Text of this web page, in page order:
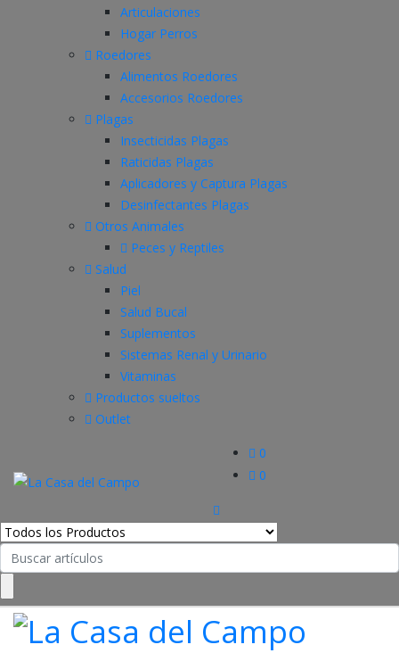
Articulaciones
Hogar Perros
Roedores
Alimentos Roedores
Accesorios Roedores
Plagas
Insecticidas Plagas
Raticidas Plagas
Aplicadores y Captura Plagas
Desinfectantes Plagas
Otros Animales
Peces y Reptiles
Salud
Piel
Salud Bucal
Suplementos
Sistemas Renal y Urinario
Vitaminas
Productos sueltos
Outlet
0
0
Search
for: